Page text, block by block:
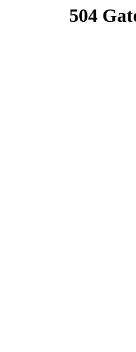
504